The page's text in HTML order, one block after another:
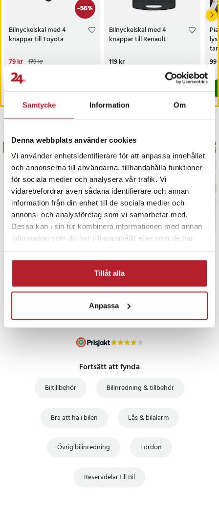
Samtycke Information Om
Denna webbplats använder cookies
Vi använder enhetsidentifierare för att anpassa innehållet
och annonserna till användarna, tillhandahålla funktioner
för sociala medier och analysera vår trafik. Vi
vidarebefordrar även sådana identifierare och annan
information från din enhet till de sociala medier och
annons- och analysföretag som vi samarbetar med.
Dessa kan i sin tur kombinera informationen med annan
information som du har tillhandahållit eller som de har
Tillåt alla
Anpassa
-56%
Bilnyckelskal med 4
knappar till Toyota
Nuvarande pris:
79 kr 179 kr
I lager, levereras inom 1-2 vardagar
Bilnyckelskal med 4
knappar till Renault
Pris:119 kr
119 kr
I lager, levereras inom 1-2 vardagar
99
Senast besökta
UTFÖRSÄLJNING
Fortsätt att fynda
Biltillbehör Bilinredning & tillbehör
Bra att ha i bilen Lås & bilalarm
Övrig bilinredning Fordon
Reservdelar till Bil